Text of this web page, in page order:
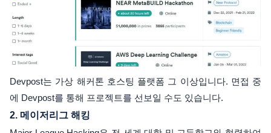
Devpost는 가상 해커톤 호스팅 플랫폼 그 이상입니다. 면접 중
에 Devpost를 통해 프로젝트를 선보일 수도 있습니다.
2. 메이저리그 해킹